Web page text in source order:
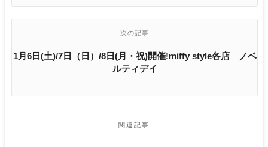
次の記事
1月6日(土)/7日（日）/8日(月・祝)開催!miffy style各店 ノベ
ルティデイ
関連記事